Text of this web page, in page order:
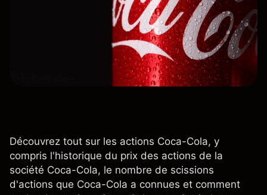
Découvrez tout sur les actions Coca-Cola, y
compris l'historique du prix des actions de la
société Coca-Cola, le nombre de scissions
d'actions que Coca-Cola a connues et comment